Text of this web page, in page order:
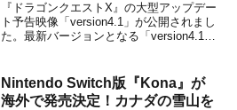
『ドラゴンクエストX』の大型アップデー
ト予告映像「version4.1」が公開されまし
た。最新バージョンとなる「version4.1
Nintendo Switch向けとして2018年2月21
日...
Nintendo Switch版『Kona』が
海外で発売決定！カナダの雪山を